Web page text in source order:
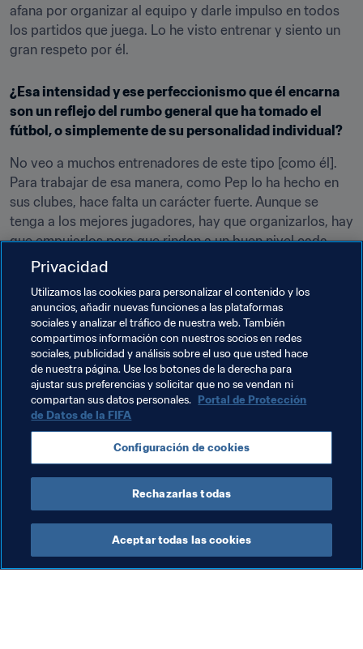
afana por organizar al equipo y darle impulso en todos
los partidos que juega. Lo he visto entrenar y siento un
gran respeto por él.
¿Esa intensidad y ese perfeccionismo que él encarna
son un reflejo del rumbo general que ha tomado el
fútbol, o simplemente de su personalidad individual?
No veo a muchos entrenadores de este tipo [como él].
Para trabajar de esa manera, como Pep lo ha hecho en
sus clubes, hace falta un carácter fuerte. Aunque se
tenga a los mejores jugadores, hay que organizarlos, hay
que empujarlos para que rindan a un buen nivel cada
semana. Y no creo que sea muy fácil para un técnico,
continuamente de equipo.
Pep es algo único en ese aspecto. Pero si nos fijamos en
[Juergen] Klopp, por ejemplo, en cómo juega su equipo,
creo que es bastante parecido, aunque no le he visto
trabajar. Los mejores equipos necesitan entrenadores
que sean así, capaces de impulsarlos, de gestionar
todos los aspectos internos del club, y también la
Privacidad
Utilizamos las cookies para personalizar el contenido y los
anuncios, añadir nuevas funciones a las plataformas
sociales y analizar el tráfico de nuestra web. También
compartimos información con nuestros socios en redes
sociales, publicidad y análisis sobre el uso que usted hace
de nuestra página. Use los botones de la derecha para
ajustar sus preferencias y solicitar que no se vendan ni
compartan sus datos personales. Portal de Protección
de Datos de la FIFA
Configuración de cookies
Rechazarlas todas
Aceptar todas las cookies